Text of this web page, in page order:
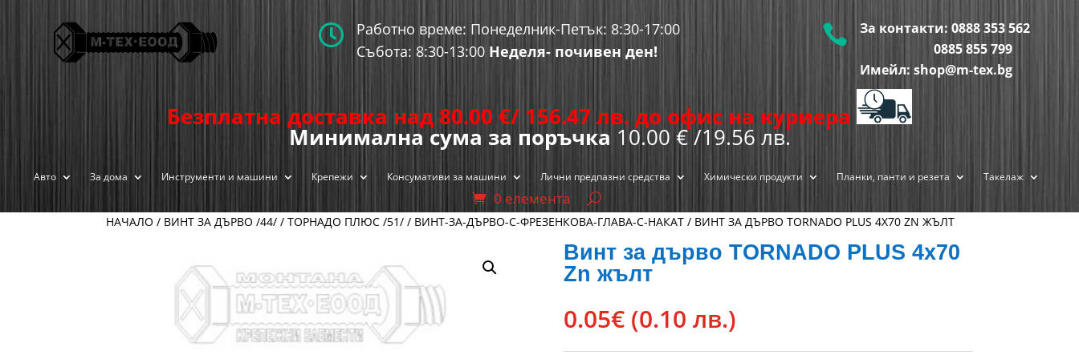

Работно време: Понеделник-Петък: 8:30-17:00
Събота: 8:30-13:00 Неделя- почивен ден!
 За контакти:0888 353 562
0885 855799
Имейл: shop@m-tex.bg
Безплатна доставка над 80.00 €/ 156.47 лв. до офис на куриера
Минимална сума за поръчка 10.00 € /19.56 лв.
Авто За дома Инструменти и машини Крепежи Консумативи за машини Лични предпазни средства Химически продукти Планки, панти и резета Такелаж
0 елемента
НАЧАЛО / ВИНТ ЗА ДЪРВО /44/ / ТОРНАДО ПЛЮС /51/ / ВИНТ-ЗА-ДЪРВО-С-ФРЕЗЕНКОВА-ГЛАВА-С-НАКАТ / ВИНТ ЗА ДЪРВО TORNADO PLUS 4Х70 ZN ЖЪЛТ
Винт за дърво TORNADO PLUS 4х70
Zn жълт
0.05€ (0.10 лв.)